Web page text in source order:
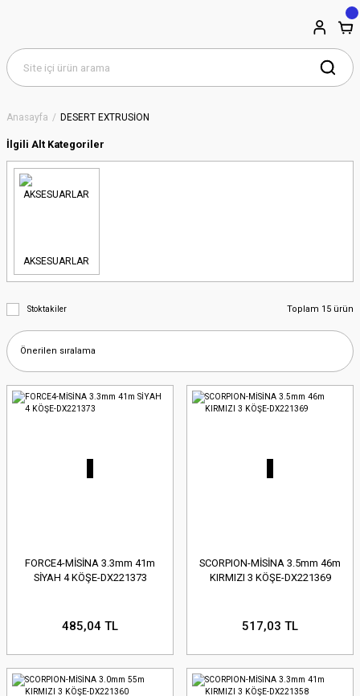
Anasayfa DESERT EXTRUSİON
İlgili Alt Kategoriler
AKSESUARLAR
Stoktakiler Toplam 15 ürün
FORCE4-MİSİNA 3.3mm 41m
SİYAH 4 KÖŞE-DX221373
485,04 TL
SCORPION-MİSİNA 3.5mm 46m
KIRMIZI 3 KÖŞE-DX221369
517,03 TL